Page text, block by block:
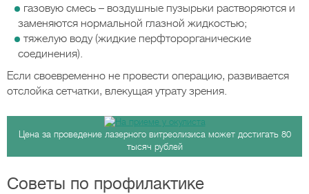
газовую смесь – воздушные пузырьки растворяются и
заменяются нормальной глазной жидкостью;
тяжелую воду (жидкие перфторорганические
соединения).
Если своевременно не провести операцию, развивается
отслойка сетчатки, влекущая утрату зрения.
Цена за проведение лазерного витреолизиса может достигать 80
тысяч рублей
Советы по профилактике